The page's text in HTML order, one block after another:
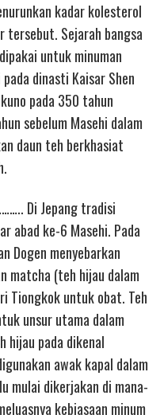
kadar kolesterol
tersebut. Sejarah bangsa
untuk minuman
dinasti Kaisar Shen
pada 350 tahun
sebelum Masehi dalam
daun teh berkhasiat
Di Jepang tradisi
abad ke-6 Masehi. Pada
Dogen menyebarkan
matcha (teh hijau dalam
Tiongkok untuk obat. Teh
unsur utama dalam
hijau pada dikenal
awak kapal dalam
mulai dikerjakan di mana-
kebiasaan minum